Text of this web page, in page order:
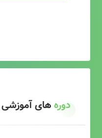
دورههای آموزشی